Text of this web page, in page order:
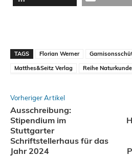
TAGS Florian Werner
Matthes&Seitz Verlag
Reihe
Vorheriger Artikel
Ausschreibung:
Stipendium im
Stuttgarter
Schriftstellerhaus für das
Jahr 2024